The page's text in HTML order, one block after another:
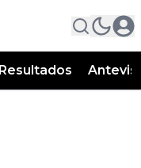
Resultados